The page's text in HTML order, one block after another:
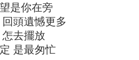
是你在旁
頭遺憾更多
去擺放
是最匆忙